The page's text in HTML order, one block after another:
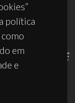
política
em
e